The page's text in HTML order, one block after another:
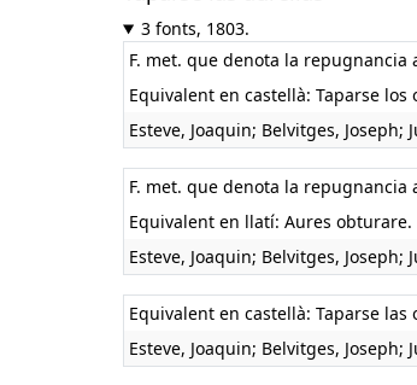
3 fonts, 1803.
F. met. que denota la repugnancia
Equivalent en castellà: Taparse los
Esteve, Joaquin; Belvitges, Joseph;
F. met. que denota la repugnancia
Equivalent en llatí: Aures obturare.
Esteve, Joaquin; Belvitges, Joseph;
Equivalent en castellà: Taparse las
Esteve, Joaquin; Belvitges, Joseph;